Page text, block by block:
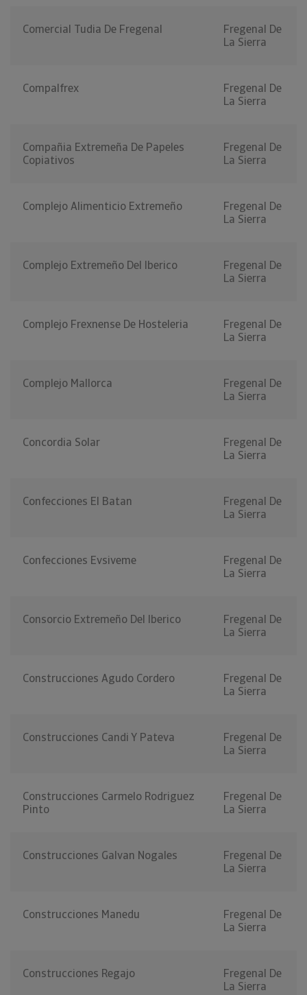
Comercial Tudia De Fregenal
Fregenal De
La Sierra
Compalfrex
Fregenal De
La Sierra
Compañia Extremeña De Papeles
Copiativos
Fregenal De
La Sierra
Complejo Alimenticio Extremeño
Fregenal De
La Sierra
Complejo Extremeño Del Iberico
Fregenal De
La Sierra
Complejo Frexnense De Hosteleria
Fregenal De
La Sierra
Complejo Mallorca
Fregenal De
La Sierra
Concordia Solar
Fregenal De
La Sierra
Confecciones El Batan
Fregenal De
La Sierra
Confecciones Evsiveme
Fregenal De
La Sierra
Consorcio Extremeño Del Iberico
Fregenal De
La Sierra
Construcciones Agudo Cordero
Fregenal De
La Sierra
Construcciones Candi Y Pateva
Fregenal De
La Sierra
Construcciones Carmelo Rodriguez
Pinto
Fregenal De
La Sierra
Construcciones Galvan Nogales
Fregenal De
La Sierra
Construcciones Manedu
Fregenal De
La Sierra
Construcciones Regajo
Fregenal De
La Sierra